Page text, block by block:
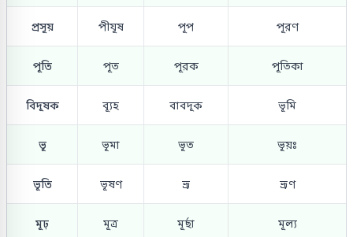
প্রসূয় পীযূষ পূপ পূরণ
পূতি পূত পূরক পূতিকা
বিদূষক ব্যূহ বাবদূক ভূমি
ভূ ভূমা ভূত ভূয়ঃ
ভূতি ভূষণ ভ্রূ ভ্রূণ
মূঢ় মূত্র মূর্ছা মূল্য